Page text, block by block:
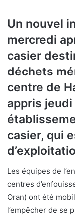
Un nouvel
mercredi
casier
déchets
centre de
appris
casier, qui
Les équipes de
centres
Oran) ont été
l’empêcher de se